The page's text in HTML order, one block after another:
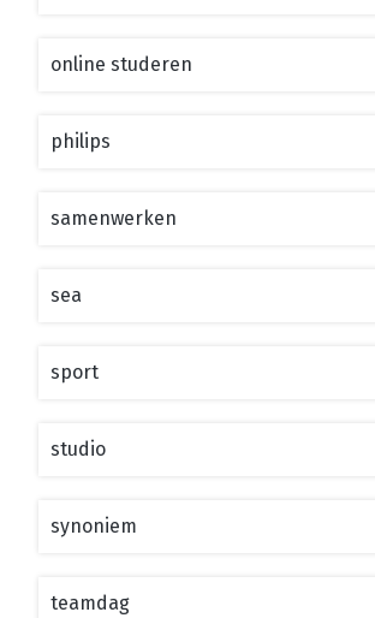
online studeren
philips
samenwerken
sea
sport
studio
synoniem
teamdag